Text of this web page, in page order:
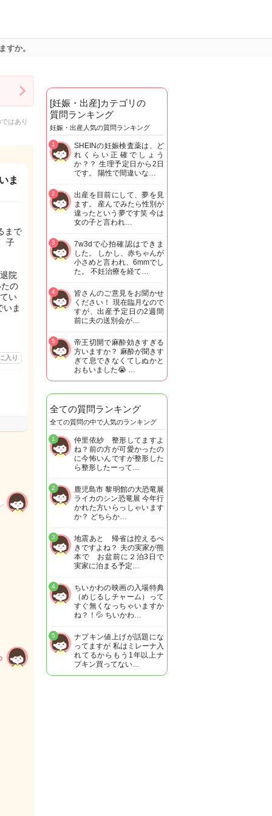
すか。
はあり
ま
まで
子
院
の
い
いま
入り
[妊娠・出産]カテゴリの
質問ランキング
妊娠・出産人気の質問ランキング
SHEINの妊娠検査薬は、ど
れくらい正確でしょう
か？？ 生理予定日から2日
です。 陽性で間違いな…
1
出産を目前にして、夢を見
ます。 産んでみたら性別が
違ったという夢です笑 今は
女の子と言われ…
2
7w3dで心拍確認はできま
した。 しかし、赤ちゃんが
小さめと言われ、6mmでし
た。 不妊治療を経て…
3
皆さんのご意見をお聞かせ
ください！ 現在臨月なので
すが、出産予定日の2週間
前に夫の送別会が…
4
帝王切開で麻酔効きすぎる
方いますか？ 麻酔が聞きす
ぎて息できなくてしぬかと
おもいました😭 …
5
全ての質問ランキング
全ての質問の中で人気のランキング
仲里依紗 整形してますよ
ね？前の方が可愛かったの
に今怖いんですが整形した
ら整形したーって…
1
鹿児島市 黎明館の大恐竜展
ライカのシン恐竜展 今年行
かれた方いらっしゃいます
か？ どちらか…
2
地震あと 帰省は控えるべ
きですよね？ 夫の実家が熊
本で お盆前に２泊3日で
実家に泊まる予定…
3
ちいかわの映画の入場特典
（めじるしチャーム）って
すぐ無くなっちゃいますか
ね？！💦 ちいかわ…
4
ナプキン値上げが話題にな
ってますが 私はミレーナ入
れてるからもう1年以上ナ
プキン買ってない…
5